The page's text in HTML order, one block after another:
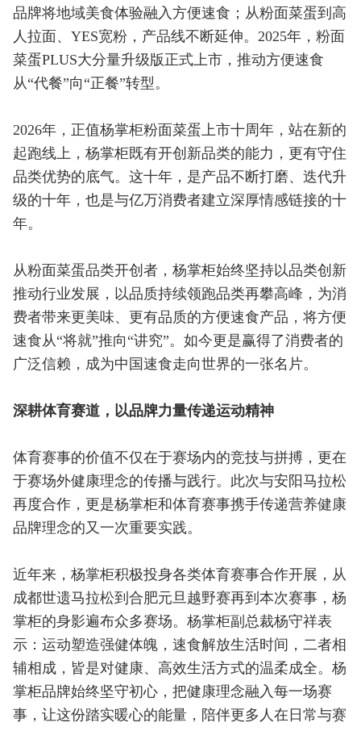
品牌将地域美食体验融入方便速食；从粉面菜蛋到高
人拉面、YES宽粉，产品线不断延伸。2025年，粉面
菜蛋PLUS大分量升级版正式上市，推动方便速食
从“代餐”向“正餐”转型。
2026年，正值杨掌柜粉面菜蛋上市十周年，站在新的
起跑线上，杨掌柜既有开创新品类的能力，更有守住
品类优势的底气。这十年，是产品不断打磨、迭代升
级的十年，也是与亿万消费者建立深厚情感链接的十
年。
从粉面菜蛋品类开创者，杨掌柜始终坚持以品类创新
推动行业发展，以品质持续领跑品类再攀高峰，为消
费者带来更美味、更有品质的方便速食产品，将方便
速食从“将就”推向“讲究”。如今更是赢得了消费者的
广泛信赖，成为中国速食走向世界的一张名片。
深耕体育赛道，以品牌力量传递运动精神
体育赛事的价值不仅在于赛场内的竞技与拼搏，更在
于赛场外健康理念的传播与践行。此次与安阳马拉松
再度合作，更是杨掌柜和体育赛事携手传递营养健康
品牌理念的又一次重要实践。
近年来，杨掌柜积极投身各类体育赛事合作开展，从
成都世遗马拉松到合肥元旦越野赛再到本次赛事，杨
掌柜的身影遍布众多赛场。杨掌柜副总裁杨守祥表
示：运动塑造强健体魄，速食解放生活时间，二者相
辅相成，皆是对健康、高效生活方式的温柔成全。杨
掌柜品牌始终坚守初心，把健康理念融入每一场赛
事，让这份踏实暖心的能量，陪伴更多人在日常与赛